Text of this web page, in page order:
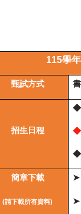
115學
甄試方式
招生日程
◆
◆
◆
簡章下載
(請下載所有資料)
➤
➤